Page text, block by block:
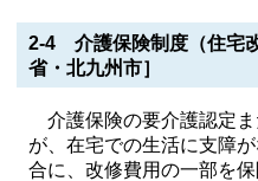
2-4 介護保険制度（住宅
省・北九州市］
介護保険の要介護認定ま
が、在宅での生活に支障
合に、改修費用の一部を